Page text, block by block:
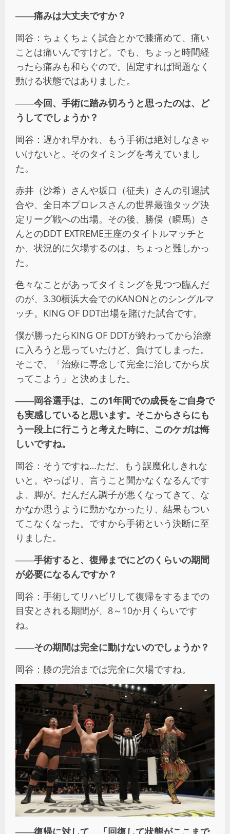
――痛みは大丈夫ですか？
岡谷：ちょくちょく試合とかで膝痛めて、痛い
ことは痛いんですけど。でも、ちょっと時間経
ったら痛みも和らぐので。固定すれば問題なく
動ける状態ではありました。
――今回、手術に踏み切ろうと思ったのは、ど
うしてでしょうか？
岡谷：遅かれ早かれ、もう手術は絶対しなきゃ
いけないと。そのタイミングを考えていまし
た。
赤井（沙希）さんや坂口（征夫）さんの引退試
合や、全日本プロレスさんの世界最強タッグ決
定リーグ戦への出場。その後、勝俣（瞬馬）さ
んとのDDT EXTREME王座のタイトルマッチと
か、状況的に欠場するのは、ちょっと難しかっ
た。
色々なことがあってタイミングを見つつ臨んだ
のが、3.30横浜大会でのKANONとのシングルマ
ッチ。KING OF DDT出場を賭けた試合です。
僕が勝ったらKING OF DDTが終わってから治療
に入ろうと思っていたけど、負けてしまった。
そこで、「治療に専念して完全に治してから戻
ってこよう」と決めました。
――岡谷選手は、この1年間での成長をご自身で
も実感していると思います。そこからさらにも
う一段上に行こうと考えた時に、このケガは悔
しいですね。
岡谷：そうですね…ただ、もう誤魔化しきれな
いと。やっぱり、言うこと聞かなくなるんです
よ、脚が。だんだん調子が悪くなってきて、な
かなか思うように動かなかったり、結果もつい
てこなくなった。ですから手術という決断に至
りました。
――手術すると、復帰までにどのくらいの期間
が必要になるんですか？
岡谷：手術してリハビリして復帰をするまでの
目安とされる期間が、8～10か月くらいです
ね。
――その期間は完全に動けないのでしょうか？
岡谷：膝の完治までは完全に欠場ですね。